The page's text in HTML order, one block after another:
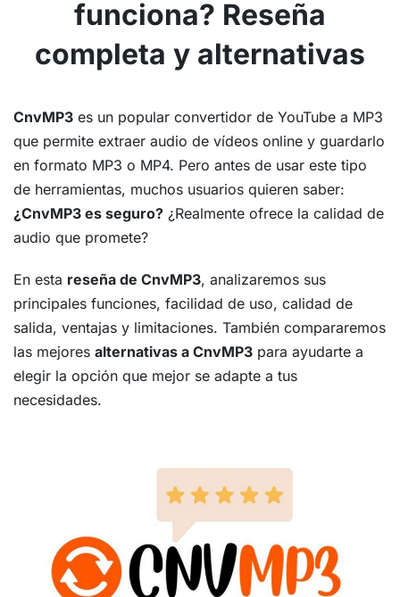
funciona? Reseña
completa y alternativas
CnvMP3 es un popular convertidor de YouTube a MP3
que permite extraer audio de vídeos online y guardarlo
en formato MP3 o MP4. Pero antes de usar este tipo
de herramientas, muchos usuarios quieren saber:
¿CnvMP3 es seguro? ¿Realmente ofrece la calidad de
audio que promete?
En esta reseña de CnvMP3, analizaremos sus
principales funciones, facilidad de uso, calidad de
salida, ventajas y limitaciones. También compararemos
las mejores alternativas a CnvMP3 para ayudarte a
elegir la opción que mejor se adapte a tus
necesidades.